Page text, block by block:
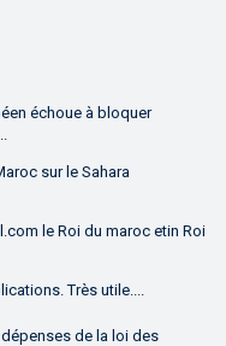
échoue à bloquer
sur le Sahara
le Roi du maroc etin Roi
Très utile....
de la loi des